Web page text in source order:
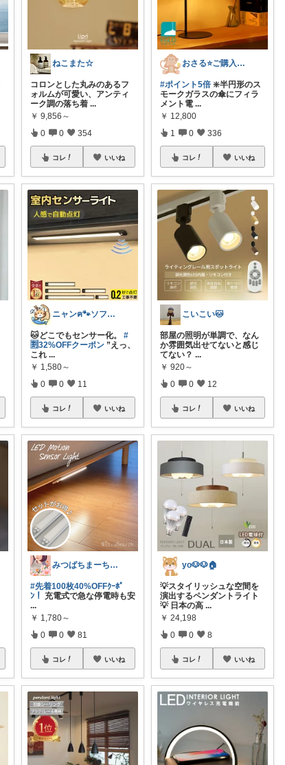
ねこまた☆
コロンとした丸みのあるフ
ォルムが可愛い、アンティ
ーク調の落ち着 ...
￥ 9,856～
0 0 354
コレ いいね
ニャンฅ🐾ソファでくつろぐ猫🐱💕
🐱どこでもセンサー化。#
🈹32%OFFクーポン ”えっ、
これ ...
￥ 1,580～
0 0 11
コレ いいね
みつばちまーちᵀᴴᴬᴺᴷ ᵞᴼᵁ ◡̈*
#先着100枚40%OFFｸｰﾎﾟ
ﾝ！ 充電式で急な停電時も安
...
￥ 1,780～
0 0 81
コレ いいね
おさる⭐ご購入感謝🐹
#ポイント5倍 ❇️半円形のス
モークガラスの傘にフィラ
メント電 ...
￥ 12,800
1 0 336
コレ いいね
こいこい🐱
部屋の照明が単調で、なん
か雰囲気出せてないと感じ
てない？...
￥ 920～
0 0 12
コレ いいね
yo🐶🐶🏠
💡スタイリッシュな空間を
演出するペンダントライト
💡 日本の高 ...
￥ 24,198
0 0 8
コレ いいね